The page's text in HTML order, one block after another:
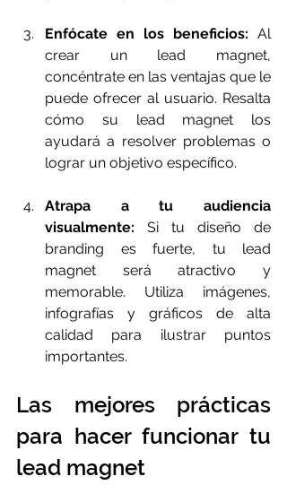
Enfócate en los beneficios: Al
crear un lead magnet,
concéntrate en las ventajas que le
puede ofrecer al usuario. Resalta
cómo su lead magnet los
ayudará a resolver problemas o
lograr un objetivo específico.
Atrapa a tu audiencia
visualmente: Si tu diseño de
branding es fuerte, tu lead
magnet será atractivo y
memorable. Utiliza imágenes,
infografías y gráficos de alta
calidad para ilustrar puntos
importantes.
Las mejores prácticas
para hacer funcionar tu
lead magnet